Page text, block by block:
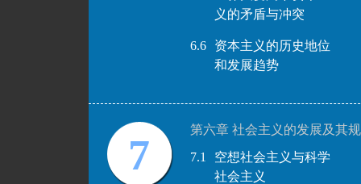
义的矛盾与冲突
6.6
资本主义的历史地位
和发展趋势
7
第六章 社会主义的发展及其
7.1
空想社会主义与科学
社会主义